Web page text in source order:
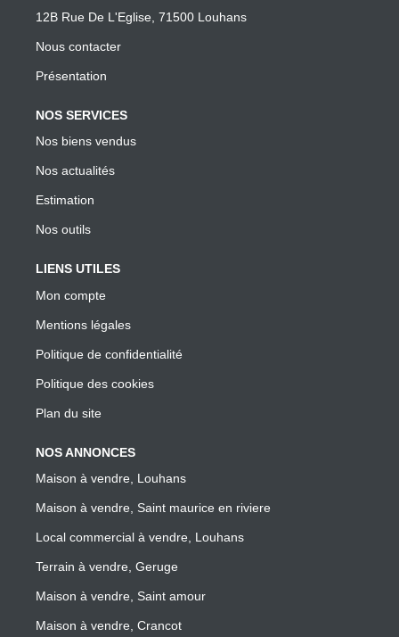
12B Rue De L'Eglise, 71500 Louhans
Nous contacter
Présentation
NOS SERVICES
Nos biens vendus
Nos actualités
Estimation
Nos outils
LIENS UTILES
Mon compte
Mentions légales
Politique de confidentialité
Politique des cookies
Plan du site
NOS ANNONCES
Maison à vendre, Louhans
Maison à vendre, Saint maurice en riviere
Local commercial à vendre, Louhans
Terrain à vendre, Geruge
Maison à vendre, Saint amour
Maison à vendre, Crancot